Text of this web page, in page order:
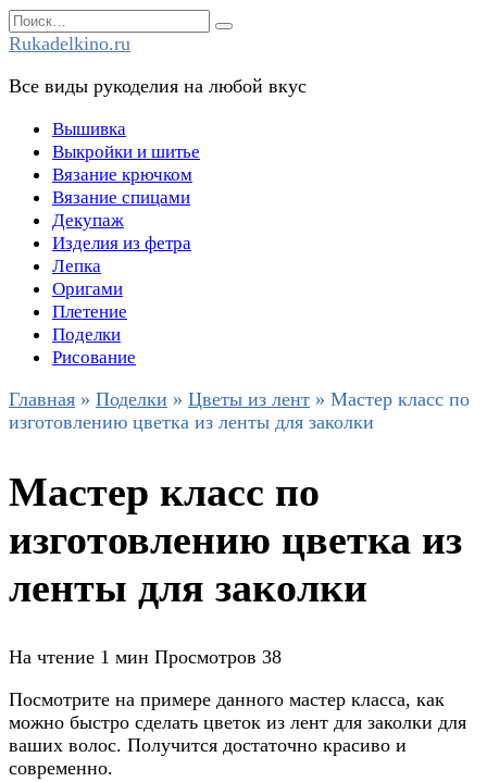
Перейти
к
Search
for:
Rukadelkino.ru
Все виды рукоделия на любой вкус
Вышивка
Выкройки и шитье
Вязание крючком
Вязание спицами
Декупаж
Изделия из фетра
Лепка
Оригами
Плетение
Поделки
Рисование
Главная » Поделки » Цветы из лент » Мастер класс по
изготовлению цветка из ленты для заколки
Мастер класс по
изготовлению цветка из
ленты для заколки
На чтение 1 мин Просмотров 38
Посмотрите на примере данного мастер класса, как
можно быстро сделать цветок из лент для заколки для
ваших волос. Получится достаточно красиво и
современно.